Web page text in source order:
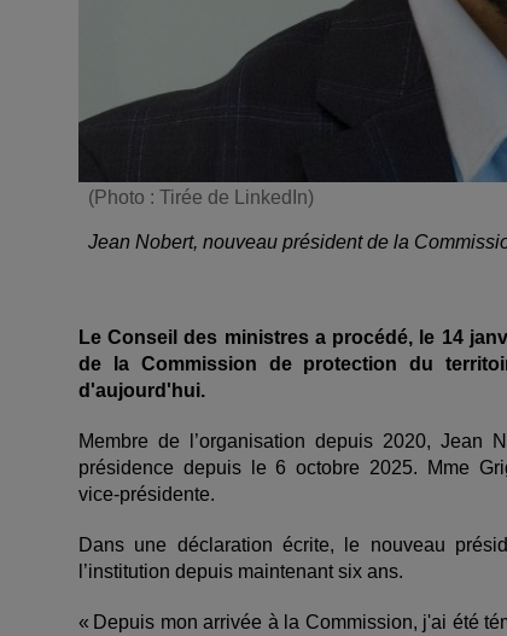
(Photo : Tirée de LinkedIn)
Jean Nobert, nouveau président de la
Le Conseil des ministres a procédé, le 14
de la Commission de protection du
d'aujourd'hui.
Membre de l’organisation depuis 2020, Jean
présidence depuis le 6 octobre 2025. Mme
vice‑présidente.
Dans une déclaration écrite, le nouveau
l’institution depuis maintenant six ans.
« Depuis mon arrivée à la Commission, j'ai été